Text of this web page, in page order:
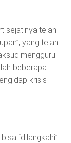
sejatinya telah
yang telah
menggurui
beberapa
krisis
“dilangkahi”.